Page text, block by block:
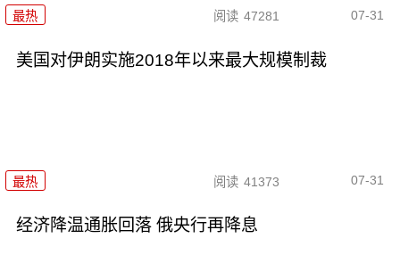
最热 阅读 47281 07-31
美国对伊朗实施2018年以来最大规模制裁
最热 阅读 41373 07-31
经济降温通胀回落 俄央行再降息